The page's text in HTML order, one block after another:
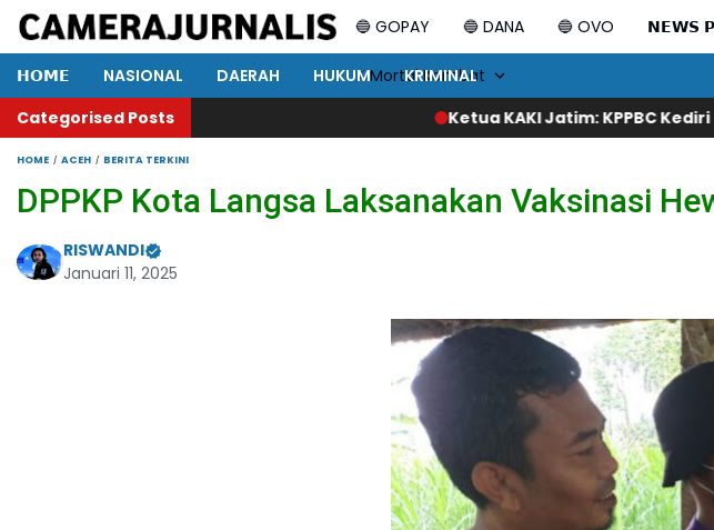
🔵 GOPAY 🔵 DANA 🔵 OVO 𝗡𝗘𝗪𝗦
⚡ Mortal Kombat
𝗛𝗢𝗠𝗘 NASIONAL DAERAH HUKUM
KRIMINAL
Categorised Posts
Ketua KAKI Jatim: KPPBC Kediri Tunjukkan Integritas,
HOME ACEH BERITA TERKINI
DPPKP Kota Langsa Laksanakan Vaksinasi
RISWANDI
Januari 11, 2025